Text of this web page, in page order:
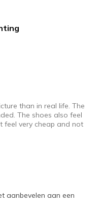
small
than in real life. The
The shoes also feel
feel very cheap and not
aanbevelen aan een